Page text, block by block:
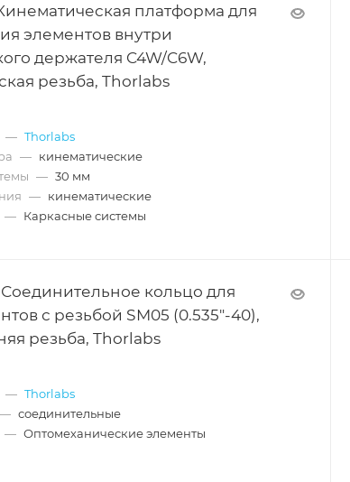
платформа для
элементов внутри
держателя C4W/C6W,
резьба, Thorlabs
— Thorlabs
— кинематические
— 30 мм
— кинематические
— Каркасные системы
Соединительное кольцо для
с резьбой SM05 (0.535"-40),
резьба, Thorlabs
— Thorlabs
— соединительные
— Оптомеханические элементы